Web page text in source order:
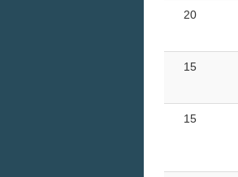
20
15
15